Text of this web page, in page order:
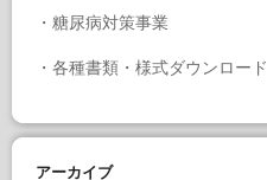
・ 糖尿病対策事業
・ 各種書類・様式ダウンロード
アーカイブ